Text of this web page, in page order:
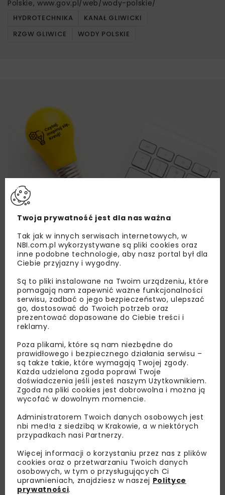
Polskie, www.gov.pl/web/wody-polskie/
HYDROTECHNIKA
KANAŁ GLIWICKI
RZGW GLIWICE
WODY POLSKIE
Lubisz wiedzieć więcej?
Zapisz się do newslettera aby otrzymywać od
zaproszenia na wydarzenia, atrakcyjne oferty i
dedykowane akcje specjalne.
Regulaminemoraz wyrażam zgodę na otrzymywanie na
podany przeze mnie adres e-mail korespondencji
handlowej w postaci newslettera.
ZAPISZ MNIE
Twoja prywatność jest dla nas ważna
Tak jak w innych serwisach internetowych, w
NBI.com.pl wykorzystywane są pliki cookies oraz
inne podobne technologie, aby nasz portal był dla
Ciebie przyjazny i wygodny.
Są to pliki instalowane na Twoim urządzeniu, które
pomagają nam zapewnić ważne funkcjonalności
serwisu, zadbać o jego bezpieczeństwo, ulepszać
go, dostosować do Twoich potrzeb oraz
prezentować dopasowane do Ciebie treści i
reklamy.
Poza plikami, które są nam niezbędne do
prawidłowego i bezpiecznego działania serwisu –
są także takie, które wymagają Twojej zgody.
Każda udzielona zgoda poprawi Twoje
doświadczenia jeśli jesteś naszym Użytkownikiem.
Zgoda na pliki cookies jest dobrowolna i można ją
wycofać w dowolnym momencie.
Administratorem Twoich danych osobowych jest
nbi med!a z siedzibą w Krakowie, a w niektórych
przypadkach nasi Partnerzy.
Więcej informacji o korzystaniu przez nas z plików
cookies oraz o przetwarzaniu Twoich danych
osobowych, w tym o przysługujących Ci
uprawnieniach, znajdziesz w naszej Polityce
prywatności.